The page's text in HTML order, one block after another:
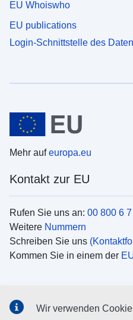
EU Whoiswho
EU publications
Login-Schnittstelle des
Mehr aufeuropa.eu
Kontakt zur EU
Rufen Sie uns an: 00 800 6
Weitere Nummern
Schreiben Sie uns
Kommen Sie in einem der
Wir verwenden